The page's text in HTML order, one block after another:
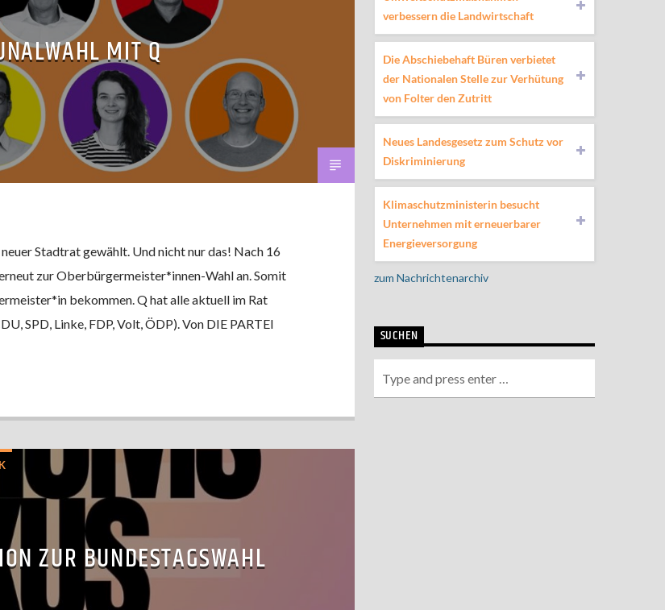
MIT Q
Stadtrat gewählt. Und nicht nur das! Nach 16
zur Oberbürgermeister*innen-Wahl an. Somit
bekommen. Q hat alle aktuell im Rat
SPD, Linke, FDP, Volt, ÖDP). Von DIE PARTEI
ZUR BUNDESTAGSWAHL
verbessern die Landwirtschaft
Die Abschiebehaft Büren verbietet
der Nationalen Stelle zur Verhütung
von Folter den Zutritt
Neues Landesgesetz zum Schutz vor
Diskriminierung
Klimaschutzministerin besucht
Unternehmen mit erneuerbarer
Energieversorgung
zum Nachrichtenarchiv
SUCHEN